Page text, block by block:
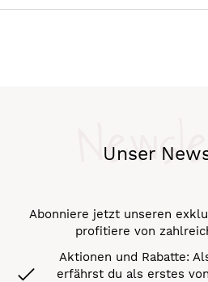
Unser
Abonniere jetzt unseren
profitiere von
Aktionen und Rabatte:
erfährst du als erstes